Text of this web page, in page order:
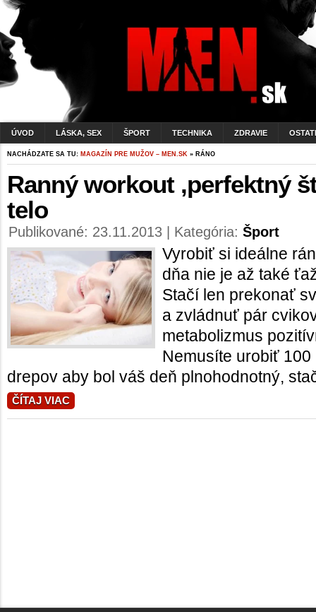
ÚVOD LÁSKA, SEX ŠPORT TECHNIKA ZDRAVIE
NACHÁDZATE SA TU: MAGAZÍN PRE MUŽOV – MEN.SK » RÁNO
Ranný workout ,perfektný
telo
Publikované: 23.11.2013 | Kategória: Šport
Vyrobiť si ideálne
dňa nie je až také
Stačí len prekonať
a zvládnuť pár
metabolizmus
Nemusíte urobiť
drepov aby bol váš deň plnohodnotný,
ČÍTAJ VIAC